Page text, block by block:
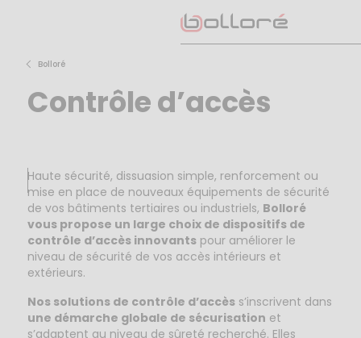
Bolloré
Contrôle d’accès
Haute sécurité, dissuasion simple, renforcement ou
mise en place de nouveaux équipements de sécurité
de vos bâtiments tertiaires ou industriels, Bolloré
vous propose un large choix de dispositifs de
contrôle d’accès innovants pour améliorer le
niveau de sécurité de vos accès intérieurs et
extérieurs.
Nos solutions de contrôle d’accès s’inscrivent dans
une démarche globale de sécurisation et
s’adaptent au niveau de sûreté recherché. Elles